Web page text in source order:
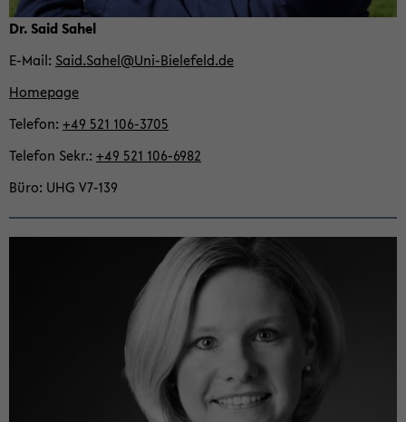
Dr. Said Sahel
E-​Mail Said.Sahel@Uni-​Bielefeld.de
Home­page
Te­le­fon +49 521 106-​3705
Te­le­fon Sekr. +49 521 106-​6982
Büro UHG V7-​139